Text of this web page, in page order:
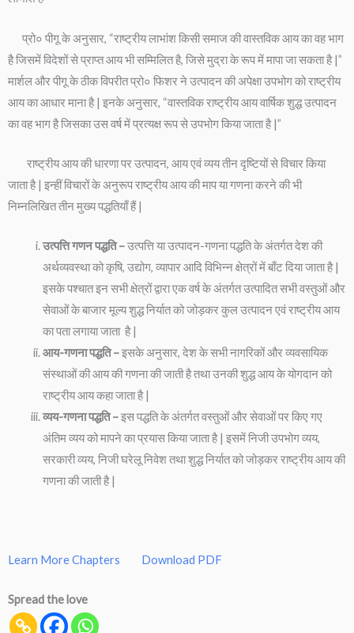
प्रो० पीगू के अनुसार, “राष्ट्रीय लाभांश किसी समाज की वास्तविक आय का वह भाग
है जिसमें विदेशों से प्राप्त आय भी सम्मिलित है, जिसे मुद्रा के रूप में मापा जा सकता है |”
मार्शल और पीगू के ठीक विपरीत प्रो० फिशर ने उत्पादन की अपेक्षा उपभोग को राष्ट्रीय
आय का आधार माना है | इनके अनुसार, “वास्तविक राष्ट्रीय आय वार्षिक शुद्ध उत्पादन
का वह भाग है जिसका उस वर्ष में प्रत्यक्ष रूप से उपभोग किया जाता है |”
राष्ट्रीय आय की धारणा पर उत्पादन, आय एवं व्यय तीन दृष्टियों से विचार किया
जाता है | इन्हीं विचारों के अनुरूप राष्ट्रीय आय की माप या गणना करने की भी
निम्नलिखित तीन मुख्य पद्धतियाँ हैं |
उत्पत्ति गणन पद्धति –उत्पत्ति या उत्पादन-गणना पद्धति के अंतर्गत देश की
अर्थव्यवस्था को कृषि, उद्योग, व्यापार आदि विभिन्न क्षेत्रों में बाँट दिया जाता है |
इसके पश्चात इन सभी क्षेत्रों द्वारा एक वर्ष के अंतर्गत उत्पादित सभी वस्तुओं और
सेवाओं के बाजार मूल्य शुद्ध निर्यात को जोड़कर कुल उत्पादन एवं राष्ट्रीय आय
का पता लगाया जाता है |
आय-गणना पद्धति –इसके अनुसार, देश के सभी नागरिकों और व्यवसायिक
संस्थाओं की आय की गणना की जाती है तथा उनकी शुद्ध आय के योगदान को
राष्ट्रीय आय कहा जाता है |
व्यय-गणना पद्धति –इस पद्धति के अंतर्गत वस्तुओं और सेवाओं पर किए गए
अंतिम व्यय को मापने का प्रयास किया जाता है | इसमें निजी उपभोग व्यय,
सरकारी व्यय, निजी घरेलू निवेश तथा शुद्ध निर्यात को जोड़कर राष्ट्रीय आय की
गणना की जाती है |
Learn More Chapters Download PDF
Spread the love